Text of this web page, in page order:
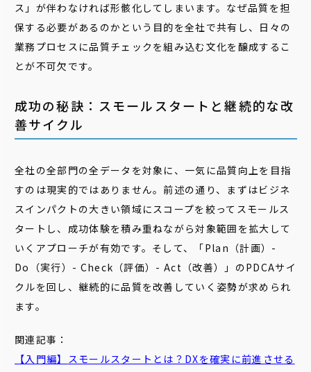
ス」が伴わなければ形骸化してしまいます。なぜ品質を担
保する必要があるのかという目的を全社で共有し、日々の
業務プロセスに品質チェックを組み込む文化を醸成するこ
とが不可欠です。
成功の秘訣：スモールスタートと継続的な改
善サイクル
全社の全部門の全データを対象に、一気に品質向上を目指
すのは現実的ではありません。前述の通り、まずはビジネ
スインパクトの大きい領域にスコープを絞ってスモールス
タートし、成功体験を積み重ねながら対象範囲を拡大して
いくアプローチが有効です。そして、「Plan（計画）-
Do（実行）- Check（評価）- Act（改善）」のPDCAサイ
クルを回し、継続的に品質を改善していく姿勢が求められ
ます。
関連記事：
【入門編】 スモールスタート とは？DXを確実に前進させる